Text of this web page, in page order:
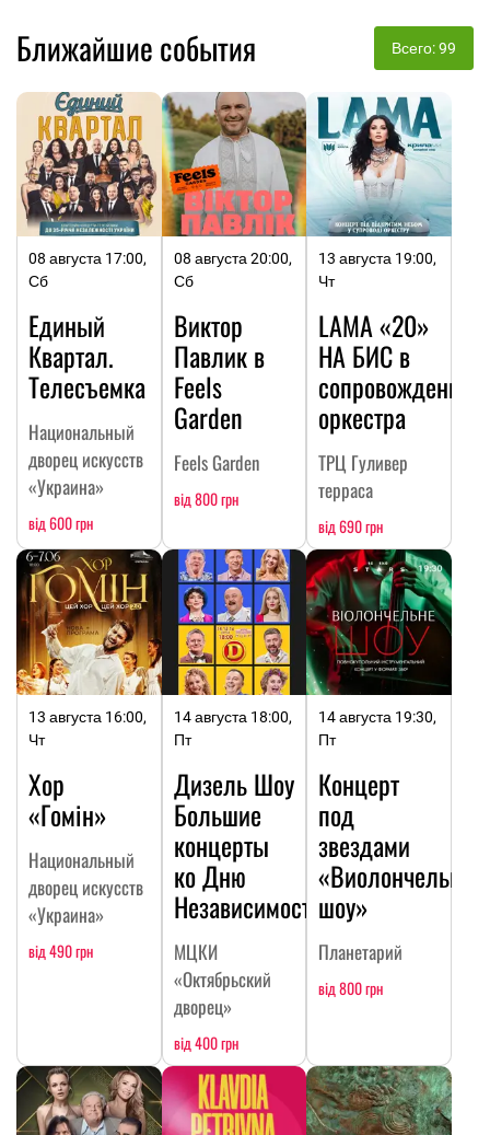
Ближайшие события Всего: 99
08 августа 17:00,
Сб
Единый
Квартал.
Телесъемка
Национальный
дворец искусств
«Украина»
від 600 грн
08 августа 20:00,
Сб
Виктор
Павлик в
Feels
Garden
Feels Garden
від 800 грн
13 августа 19:00,
Чт
LAMA «20»
НА БИC в
сопровождении
оркестра
ТРЦ Гуливер
терраса
від 690 грн
13 августа 16:00,
Чт
Хор
«Гомін»
Национальный
дворец искусств
«Украина»
від 490 грн
14 августа 18:00,
Пт
Дизель Шоу
Большие
концерты
ко Дню
Независимости
МЦКИ
«Октябрьский
дворец»
від 400 грн
14 августа 19:30,
Пт
Концерт
под
звездами
«Виолончельное
шоу»
Планетарий
від 800 грн